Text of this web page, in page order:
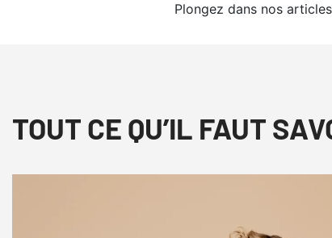
Plongez dans nos
TOUT CE QU’IL FAUT